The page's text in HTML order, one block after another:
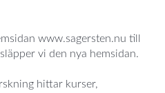
www.sagersten.nu till
vi den nya hemsidan.
hittar kurser,